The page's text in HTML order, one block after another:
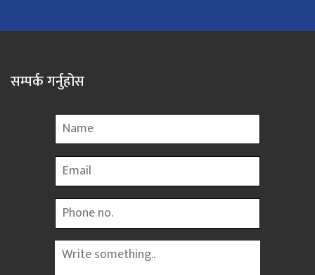
सम्पर्क गर्नुहोस
Name
Email
Phone
Message